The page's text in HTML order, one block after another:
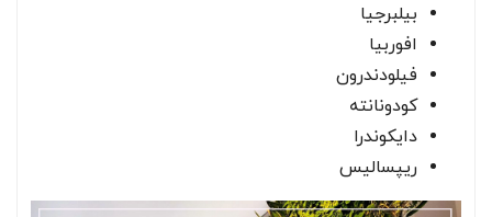
بیلبرجیا
افوربیا
فیلودندرون
کودونانته
دایکوندرا
ریپسالیس